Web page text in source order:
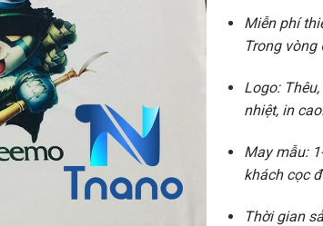
Miễn phí
Trong vòng
Logo:
nhiệt, in
May mẫu:
khách cọc
Thời gian